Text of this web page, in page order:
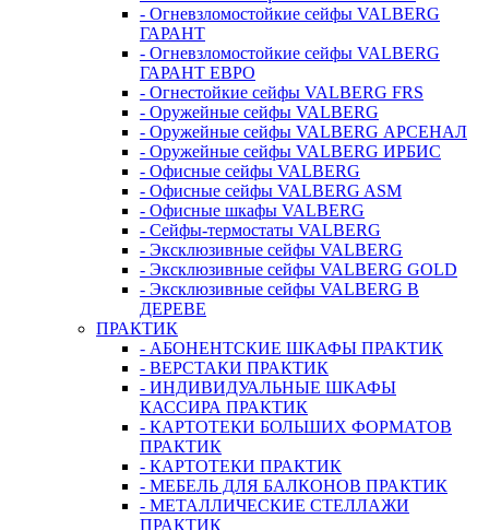
- Огневзломостойкие сейфы VALBERG
ГАРАНТ
- Огневзломостойкие сейфы VALBERG
ГАРАНТ ЕВРО
- Огнестойкие сейфы VALBERG FRS
- Оружейные сейфы VALBERG
- Оружейные сейфы VALBERG АРСЕНАЛ
- Оружейные сейфы VALBERG ИРБИС
- Офисные сейфы VALBERG
- Офисные сейфы VALBERG ASM
- Офисные шкафы VALBERG
- Сейфы-термостаты VALBERG
- Эксклюзивные сейфы VALBERG
- Эксклюзивные сейфы VALBERG GOLD
- Эксклюзивные сейфы VALBERG В
ДЕРЕВЕ
ПРАКТИК
- АБОНЕНТСКИЕ ШКАФЫ ПРАКТИК
- ВЕРСТАКИ ПРАКТИК
- ИНДИВИДУАЛЬНЫЕ ШКАФЫ
КАССИРА ПРАКТИК
- КАРТОТЕКИ БОЛЬШИХ ФОРМАТОВ
ПРАКТИК
- КАРТОТЕКИ ПРАКТИК
- МЕБЕЛЬ ДЛЯ БАЛКОНОВ ПРАКТИК
- МЕТАЛЛИЧЕСКИЕ СТЕЛЛАЖИ
ПРАКТИК